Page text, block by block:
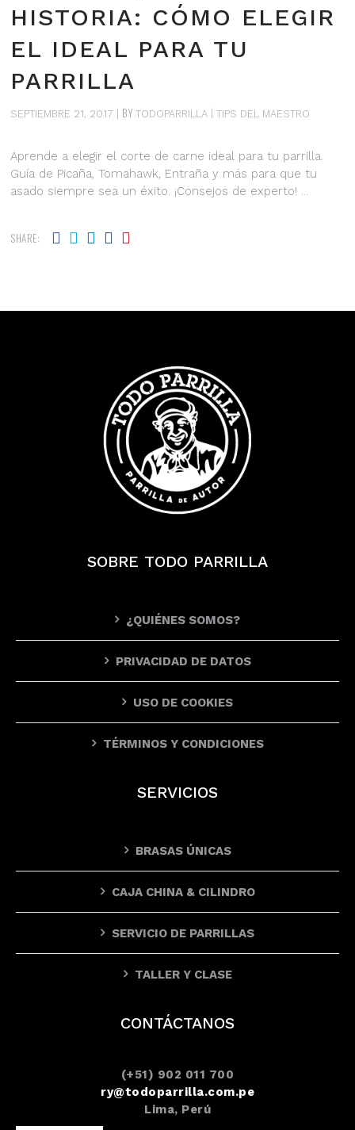
HISTORIA: CÓMO ELEGIR
EL IDEAL PARA TU
PARRILLA
SEPTIEMBRE 21, 2017 BYTODOPARRILLA TIPS DEL MAESTRO
Aprende a elegir el corte de carne ideal para tu parrilla.
Guía de Picaña, Tomahawk, Entraña y más para que tu
asado siempre sea un éxito. ¡Consejos de experto!
SHARE:
SOBRE TODO PARRILLA
¿QUIÉNES SOMOS?
PRIVACIDAD DE DATOS
USO DE COOKIES
TÉRMINOS Y CONDICIONES
SERVICIOS
BRASAS ÚNICAS
CAJA CHINA & CILINDRO
SERVICIO DE PARRILLAS
TALLER Y CLASE
CONTÁCTANOS
(+51) 902 011 700
ry@todoparrilla.com.pe
Lima, Perú